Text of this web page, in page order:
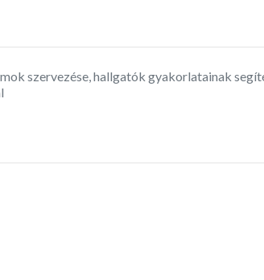
szervezése, hallgatók gyakorlatainak